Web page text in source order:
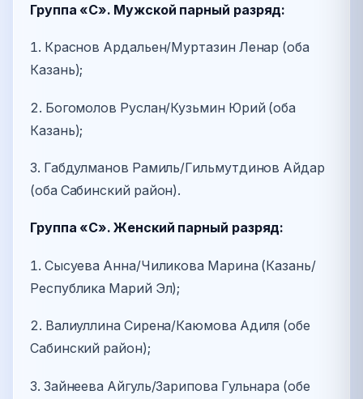
Группа «С». Мужской парный разряд:
1. Краснов Ардальен/Муртазин Ленар (оба
Казань);
2. Богомолов Руслан/Кузьмин Юрий (оба
Казань);
3. Габдулманов Рамиль/Гильмутдинов Айдар
(оба Сабинский район).
Группа «С». Женский парный разряд:
1. Сысуева Анна/Чиликова Марина (Казань/
Республика Марий Эл);
2. Валиуллина Сирена/Каюмова Адиля (обе
Сабинский район);
3. Зайнеева Айгуль/Зарипова Гульнара (обе